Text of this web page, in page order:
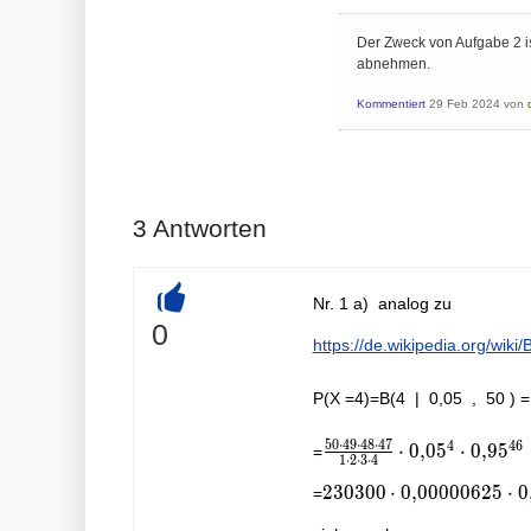
Der Zweck von Aufgabe 2
abnehmen.
Kommentiert 29 Feb 2024 von
3 Antworten
+
0
Nr. 1 a) analog zu
https://de.wikipedia.org/wiki/
P(X =4)=B(4 | 0,05 , 50 ) =
=
\cdot 0,05^4 \cdot
1⋅2⋅3⋅4
50⋅49⋅48⋅47 ⋅ 0,054 ⋅ 0,9546
=230300 \cdot
230300 ⋅ 0,00000625 ⋅ 0